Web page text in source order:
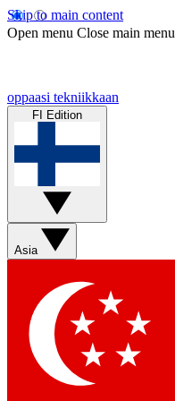
Skip to main content
Open menu Close main menu
oppaasi tekniikkaan
FI Edition
Asia